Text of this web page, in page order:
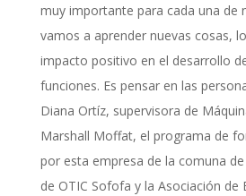
muy importante para cada una de
vamos a aprender nuevas cosas,
impacto positivo en el desarrollo
funciones. Es pensar en las
Diana Ortíz, supervisora de
Marshall Moffat, el programa de
por esta empresa de la comuna
de OTIC Sofofa y la Asociación de